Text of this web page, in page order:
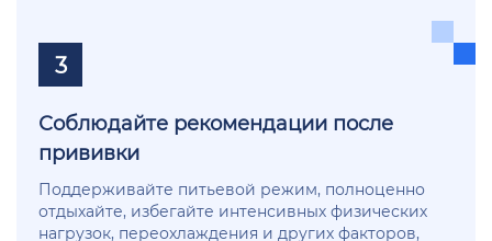
3
Соблюдайте рекомендации после
прививки
Поддерживайте питьевой режим, полноценно
отдыхайте, избегайте интенсивных физических
нагрузок, переохлаждения и других факторов,